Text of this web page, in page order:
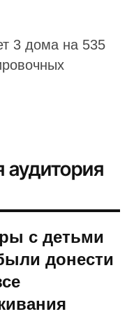
3 дома на 535
аудитория
с детьми
донести